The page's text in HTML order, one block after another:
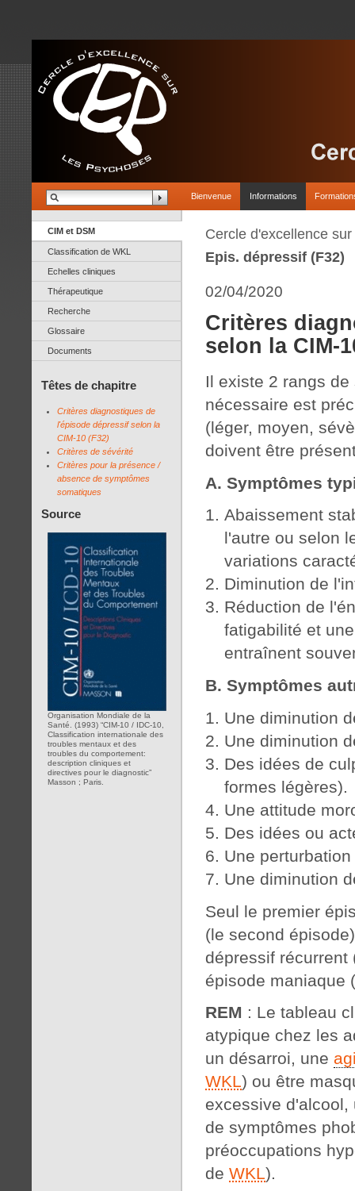
Bienvenue Informations
CIM et DSM
Classification de WKL
Echelles cliniques
Thérapeutique
Recherche
Glossaire
Documents
Têtes de chapitre
Critères diagnostiques de
l'épisode dépressif selon la
CIM-10 (F32)
Critères de sévérité
Critères pour la présence /
absence de symptômes
somatiques
Source
Organisation Mondiale de la
Santé. (1993) “CIM-10 / IDC-10,
Classification internationale des
troubles mentaux et des
troubles du comportement:
description cliniques et
directives pour le diagnostic”
Masson ; Paris.
Cercle d'excellence
Epis. dépressif (F32)
02/04/2020
Critères
selon la CIM-
Il existe 2 rangs
nécessaire est
(léger, moyen,
doivent être
A. Symptômes
Abaissement
l'autre ou selon
variations
Diminution de
Réduction de
fatigabilité et
entraînent
B. Symptômes
Une diminution
Une diminution
Des idées de
formes légères).
Une attitude
Des idées ou
Une
Une diminution
Seul le premier
(le second
dépressif récurrent
épisode maniaque
REM : Le tableau
atypique chez les
un désarroi, une
WKL) ou être
excessive d'alcool,
de symptômes
préoccupations
de WKL).